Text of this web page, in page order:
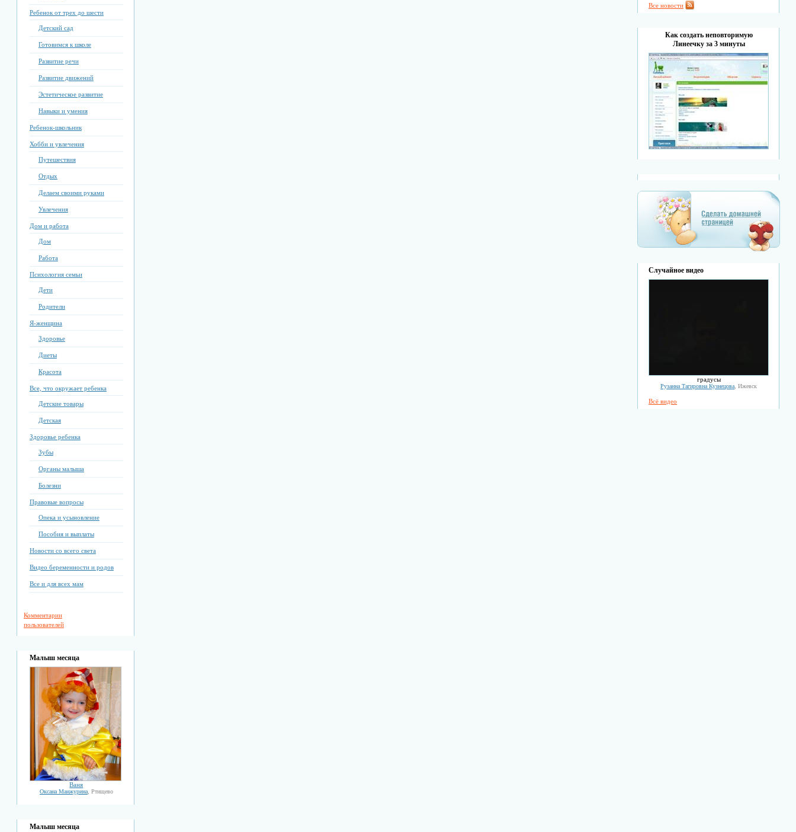
Ребенок от трех до шести
Детский сад
Готовимся к школе
Развитие речи
Развитие движений
Эстетическое развитие
Навыки и умения
Ребенок-школьник
Хобби и увлечения
Путешествия
Отдых
Делаем своими руками
Увлечения
Дом и работа
Дом
Работа
Психология семьи
Дети
Родители
Я-женщина
Здоровье
Диеты
Красота
Все, что окружает ребенка
Детские товары
Детская
Здоровье ребенка
Зубы
Органы малыша
Болезни
Правовые вопросы
Опека и усыновление
Пособия и выплаты
Новости со всего света
Видео беременности и родов
Все и для всех мам
Комментарии
пользователей
Малыш месяца
Ваня
Оксана Манжурина, Ртищево
Малыш месяца
Все новости
Как создать неповторимую
Линеечку за 3 минуты
Случайное видео
градусы
Рузанна Тагировна Кузнецова , Ижевск
Всё видео